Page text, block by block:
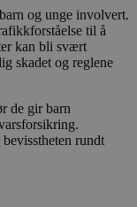
og unge involvert.
til å
kan bli svært
skadet og reglene
de gir barn
rundt